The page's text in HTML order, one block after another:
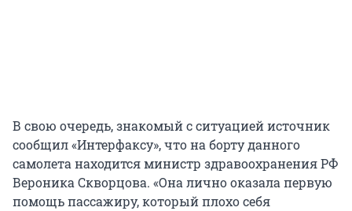
В свою очередь, знакомый с ситуацией источник
сообщил «Интерфаксу», что на борту данного
самолета находится министр здравоохранения РФ
Вероника Скворцова. «Она лично оказала первую
помощь пассажиру, который плохо себя